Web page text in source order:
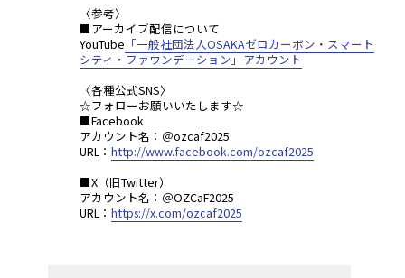
〈参考〉
■アーカイブ配信について
YouTube 「一般社団法人OSAKAゼロカーボン・スマート
シティ・ファウンデーション」アカウント
〈各種公式SNS〉
☆フォローお願いいたします☆
■Facebook
アカウント名：＠ozcaf2025
URL： http://www.facebook.com/ozcaf2025
■X（旧Twitter）
アカウント名：＠OZCaF2025
URL： https://x.com/ozcaf2025